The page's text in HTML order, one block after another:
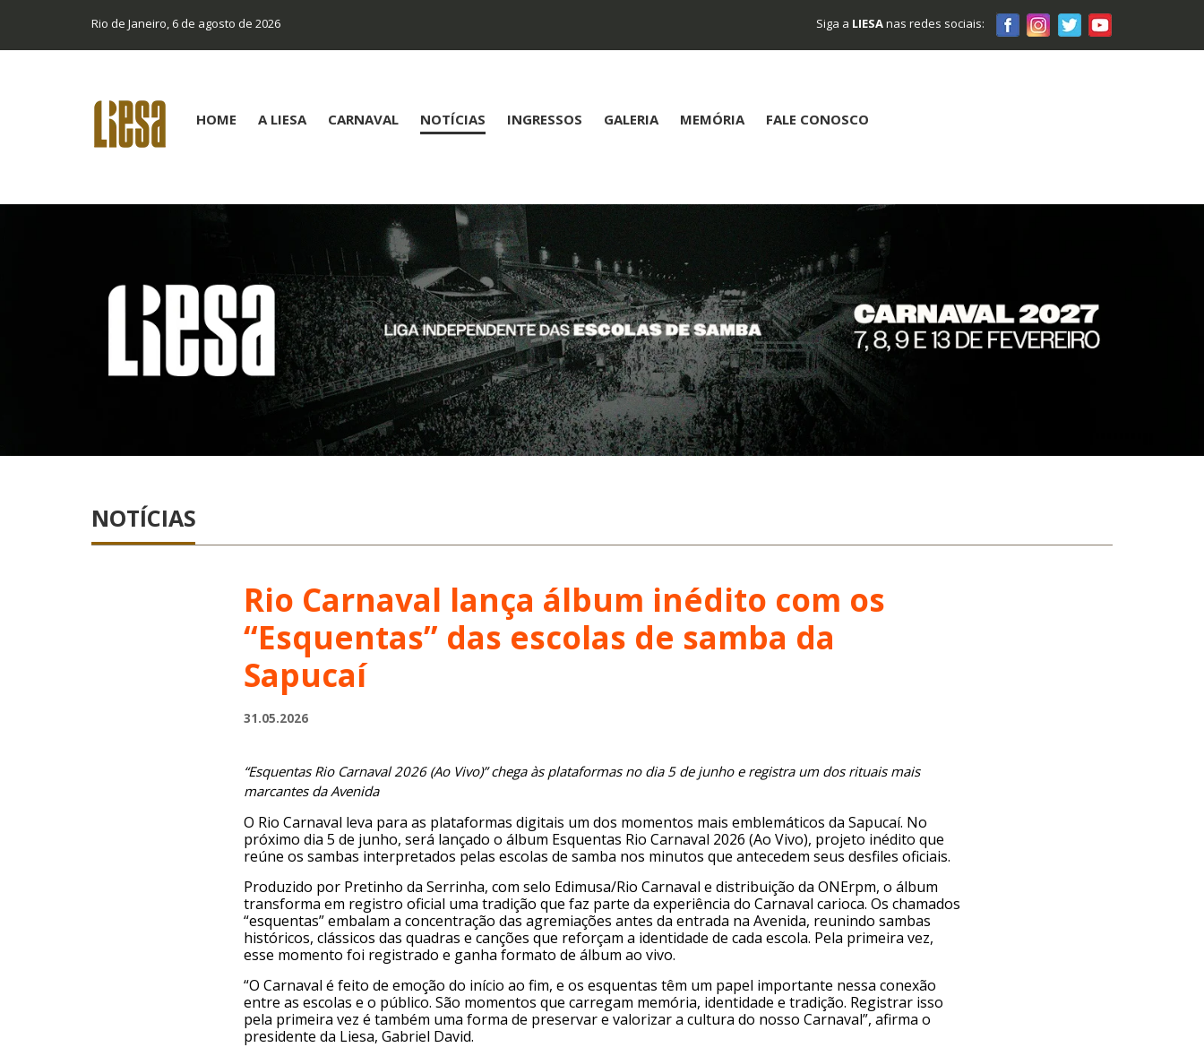
Rio de Janeiro, 6 de agosto de 2026 Siga a LIESAnas redes sociais:
HOME A LIESA CARNAVAL NOTÍCIAS INGRESSOS GALERIA MEMÓRIA FALE CONOSCO
NOTÍCIAS
Rio Carnaval lança álbum inédito com os
“Esquentas” das escolas de samba da
Sapucaí
31.05.2026
“Esquentas Rio Carnaval 2026 (Ao Vivo)” chega às plataformas no dia 5 de junho e registra um dos rituais mais
marcantes da Avenida
O Rio Carnaval leva para as plataformas digitais um dos momentos mais emblemáticos da Sapucaí. No
próximo dia 5 de junho, será lançado o álbum Esquentas Rio Carnaval 2026 (Ao Vivo), projeto inédito que
reúne os sambas interpretados pelas escolas de samba nos minutos que antecedem seus desfiles oficiais.
Produzido por Pretinho da Serrinha, com selo Edimusa/Rio Carnaval e distribuição da ONErpm, o álbum
transforma em registro oficial uma tradição que faz parte da experiência do Carnaval carioca. Os chamados
“esquentas” embalam a concentração das agremiações antes da entrada na Avenida, reunindo sambas
históricos, clássicos das quadras e canções que reforçam a identidade de cada escola. Pela primeira vez,
esse momento foi registrado e ganha formato de álbum ao vivo.
“O Carnaval é feito de emoção do início ao fim, e os esquentas têm um papel importante nessa conexão
entre as escolas e o público. São momentos que carregam memória, identidade e tradição. Registrar isso
pela primeira vez é também uma forma de preservar e valorizar a cultura do nosso Carnaval”, afirma o
presidente da Liesa, Gabriel David.